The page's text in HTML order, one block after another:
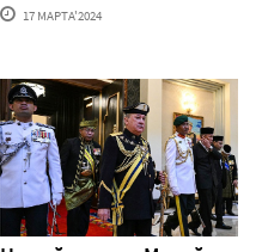
17 МАРТА'2024